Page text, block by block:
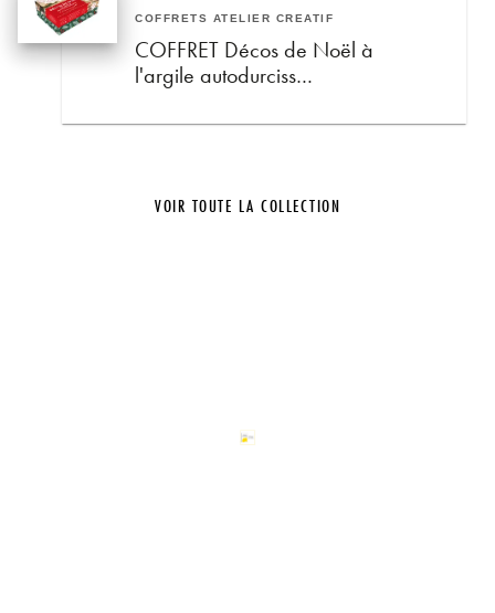
COFFRETS ATELIER CRÉATIF
COFFRET Décos de Noël à
l'argile autodurciss…
VOIR TOUTE LA COLLECTION